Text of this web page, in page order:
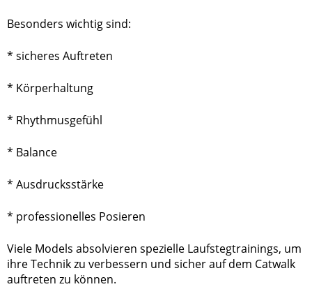
Besonders wichtig sind:
* sicheres Auftreten
* Körperhaltung
* Rhythmusgefühl
* Balance
* Ausdrucksstärke
* professionelles Posieren
Viele Models absolvieren spezielle Laufstegtrainings, um
ihre Technik zu verbessern und sicher auf dem Catwalk
auftreten zu können.